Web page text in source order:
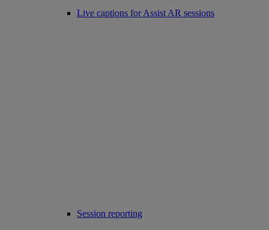
Live captions for Assist AR sessions
Session reporting